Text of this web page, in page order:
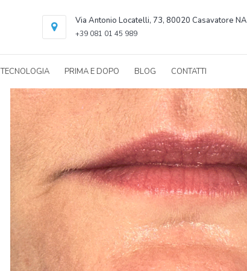
Via Antonio Locatelli, 73, 80020 Casavatore NA
+39 081 01 45 989
TECNOLOGIA PRIMA E DOPO BLOG CONTATTI